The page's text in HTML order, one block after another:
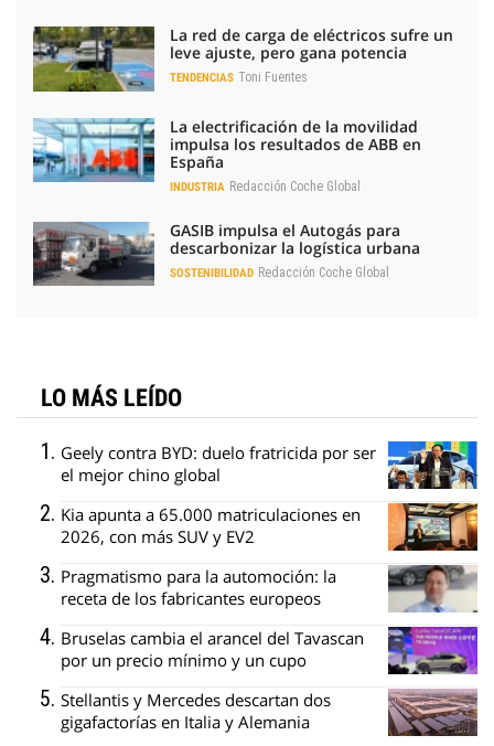
La red de carga de eléctricos sufre un
leve ajuste, pero gana potencia
TENDENCIAS Toni Fuentes
La electrificación de la movilidad
impulsa los resultados de ABB en
España
INDUSTRIA Redacción Coche Global
GASIB impulsa el Autogás para
descarbonizar la logística urbana
SOSTENIBILIDAD Redacción Coche Global
LO MÁS LEÍDO
Geely contra BYD: duelo fratricida por ser
el mejor chino global
Kia apunta a 65.000 matriculaciones en
2026, con más SUV y EV2
Pragmatismo para la automoción: la
receta de los fabricantes europeos
Bruselas cambia el arancel del Tavascan
por un precio mínimo y un cupo
Stellantis y Mercedes descartan dos
gigafactorías en Italia y Alemania